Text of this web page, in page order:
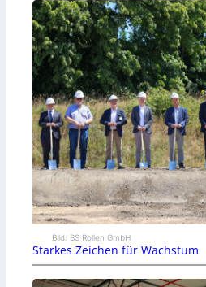
Bild: BS Rollen GmbH
Starkes Zeichen für Wachstum